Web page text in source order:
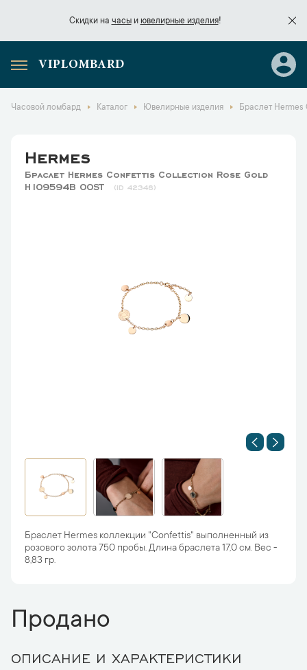
Скидки на часыи ювелирные изделия!
Скидки начасы
VIPLOMBARD
Часовой ломбард Каталог Ювелирные изделия Браслет
Hermes
Браслет Hermes Confettis Collection Rose Gold
H109594B 00ST
42348
Браслет Hermes коллекции "Confettis" выполненный из
розового золота 750 пробы. Длина браслета 17,0 см. Вес -
8,83 гр.
Продано
ОПИСАНИЕ И ХАРАКТЕРИСТИКИ